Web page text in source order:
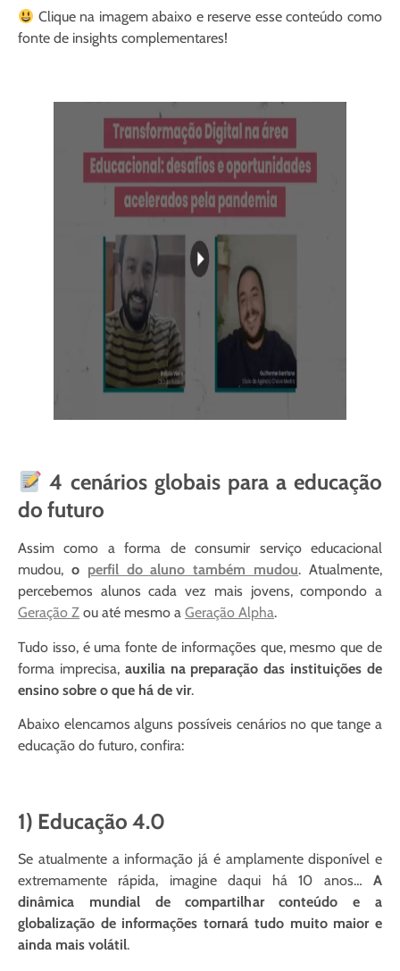
Clique na imagem abaixo e reserve esse conteúdo como
fonte de insights complementares!
4 cenários globais para a educação
do futuro
Assim como a forma de consumir serviço educacional
mudou, o perfil do aluno também mudou. Atualmente,
percebemos alunos cada vez mais jovens, compondo a
Geração Z ou até mesmo a Geração Alpha.
Tudo isso, é uma fonte de informações que, mesmo que de
forma imprecisa,auxilia na preparação das instituições de
ensino sobre o que há de vir.
Abaixo elencamos alguns possíveis cenários no que tange a
educação do futuro, confira:
1) Educação 4.0
Se atualmente a informação já é amplamente disponível e
extremamente rápida, imagine daqui há 10 anos… A
dinâmica mundial de compartilhar conteúdo e a
globalização de informações tornará tudo muito maior e
ainda mais volátil.